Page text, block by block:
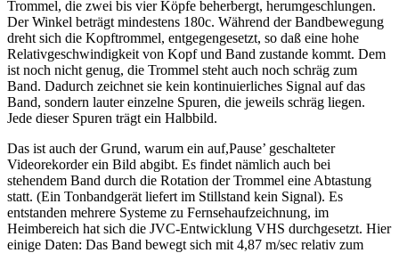
Trommel, die zwei bis vier Köpfe beherbergt, herumgeschlungen.
Der Winkel beträgt mindestens 180c. Während der Bandbewegung
dreht sich die Kopftrommel, entgegengesetzt, so daß eine hohe
Relativgeschwindigkeit von Kopf und Band zustande kommt. Dem
ist noch nicht genug, die Trommel steht auch noch schräg zum
Band. Dadurch zeichnet sie kein kontinuierliches Signal auf das
Band, sondern lauter einzelne Spuren, die jeweils schräg liegen.
Jede dieser Spuren trägt ein Halbbild.
Das ist auch der Grund, warum ein auf,Pause’ geschalteter
Videorekorder ein Bild abgibt. Es findet nämlich auch bei
stehendem Band durch die Rotation der Trommel eine Abtastung
statt. (Ein Tonbandgerät liefert im Stillstand kein Signal). Es
entstanden mehrere Systeme zu Fernsehaufzeichnung, im
Heimbereich hat sich die JVC-Entwicklung VHS durchgesetzt. Hier
einige Daten: Das Band bewegt sich mit 4,87 m/sec relativ zum